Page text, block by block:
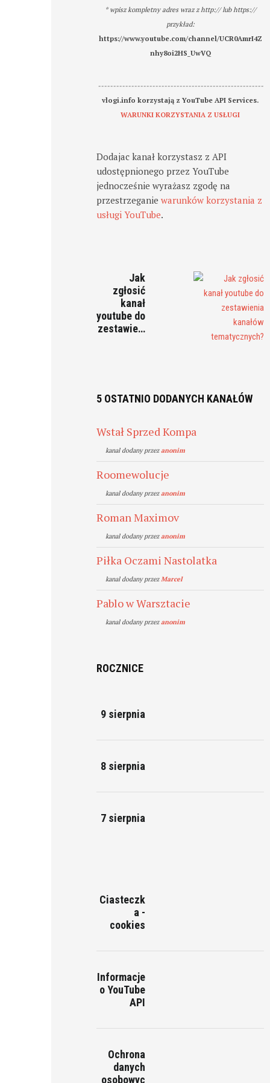
* wpisz kompletny adres wraz z http:// lub https://
przykład:
https://www.youtube.com/channel/UCR0AmrI4Z
nhy8oi2HS_UwVQ
-------------------------------------------------------
vlogi.info korzystają z YouTube API Services.
WARUNKI KORZYSTANIA Z USŁUGI
Dodajac kanał korzystasz z API
udostępnionego przez YouTube
jednocześnie wyrażasz zgodę na
przestrzeganiewarunków korzystania z
usługi YouTube.
Jak
zgłosić
kanał
youtube do
zestawie…
5 OSTATNIO DODANYCH KANAŁÓW
Wstał Sprzed Kompa
kanal dodany przezanonim
Roomewolucje
kanal dodany przezanonim
Roman Maximov
kanal dodany przezanonim
Piłka Oczami Nastolatka
kanal dodany przezMarcel
Pablo w Warsztacie
kanal dodany przezanonim
ROCZNICE
9 sierpnia
8 sierpnia
7 sierpnia
Ciasteczk
a -
cookies
Informacje
o YouTube
API
Ochrona
danych
osobowyc